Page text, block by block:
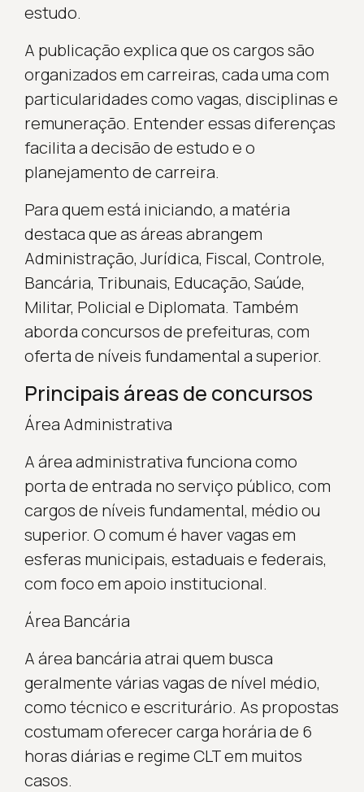
estudo.
A publicação explica que os cargos são
organizados em carreiras, cada uma com
particularidades como vagas, disciplinas e
remuneração. Entender essas diferenças
facilita a decisão de estudo e o
planejamento de carreira.
Para quem está iniciando, a matéria
destaca que as áreas abrangem
Administração, Jurídica, Fiscal, Controle,
Bancária, Tribunais, Educação, Saúde,
Militar, Policial e Diplomata. Também
aborda concursos de prefeituras, com
oferta de níveis fundamental a superior.
Principais áreas de concursos
Área Administrativa
A área administrativa funciona como
porta de entrada no serviço público, com
cargos de níveis fundamental, médio ou
superior. O comum é haver vagas em
esferas municipais, estaduais e federais,
com foco em apoio institucional.
Área Bancária
A área bancária atrai quem busca
geralmente várias vagas de nível médio,
como técnico e escriturário. As propostas
costumam oferecer carga horária de 6
horas diárias e regime CLT em muitos
casos.